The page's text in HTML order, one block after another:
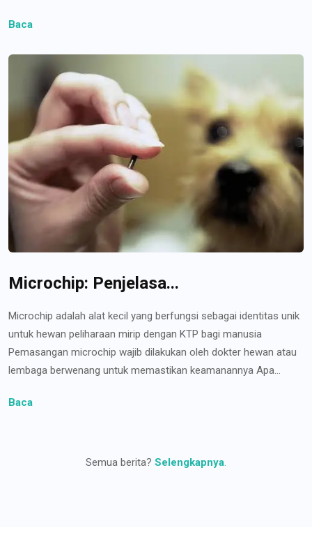
Baca
Microchip: Penjelasa...
Microchip adalah alat kecil yang berfungsi sebagai identitas unik
untuk hewan peliharaan mirip dengan KTP bagi manusia
Pemasangan microchip wajib dilakukan oleh dokter hewan atau
lembaga berwenang untuk memastikan keamanannya Apa...
Baca
Semua berita? Selengkapnya